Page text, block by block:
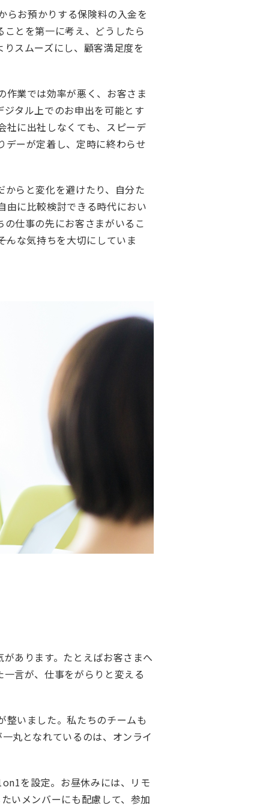
らお預かりする保険料の入金を
とを第一に考え、どうしたら
スムーズにし、顧客満足度を
作業では効率が悪く、お客さま
タル上でのお申出を可能とす
社に出社しなくても、スピーデ
デーが定着し、定時に終わらせ
らと変化を避けたり、自分た
由に比較検討できる時代におい
仕事の先にお客さまがいるこ
んな気持ちを大切にしていま
あります。たとえばお客さまへ
言が、仕事をがらりと変える
整いました。私たちのチームも
丸となれているのは、オンライ
を設定。お昼休みには、リモ
いメンバーにも配慮して、参加